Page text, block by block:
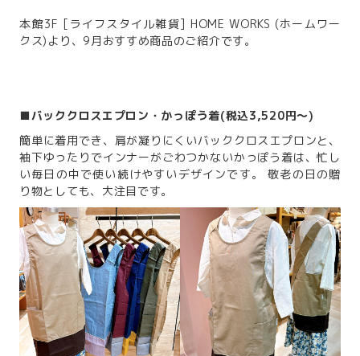
本館3F [ライフスタイル雑貨] HOME WORKS (ホームワー
クス)より、9月おすすめ商品のご紹介です。
■バッククロスエプロン・かっぽう着(税込3,520円～)
簡単に着用でき、肩が凝りにくいバッククロスエプロンと、
袖下ゆったりでインナーがごわつかないかっぽう着は、忙し
い毎日の中で使い続けやすいデザインです。 敬老の日の贈
り物としても、大注目です。